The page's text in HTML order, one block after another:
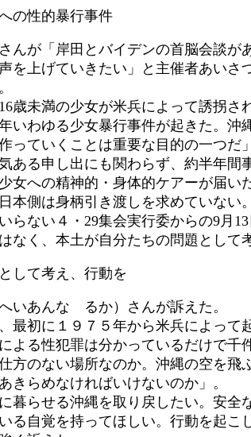
の性的暴行事件
んが「岸田とバイデンの首脳会談が
を上げていきたい」と主催者あいさ
歳未満の少女が米兵によって誘拐さ
いわゆる少女暴行事件が起きた。沖
っていくことは重要な目的の一つだ」
ある申し出にも関わらず、約半年間
女への精神的・身体的ケアーが届い
本側は身柄引き渡しを求めていない
らない４・29集会実行委からの9月
なく、本土が自分たちの問題として
して考え、行動を
いあんな るか）さんが訴えた。
最初に１９７５年から米兵によって
よる性犯罪は分かっているだけで千
方のない場所なのか。沖縄の空を飛
きらめなければいけないのか」。
暮らせる沖縄を取り戻したい。安全
る自覚を持ってほしい。行動を起こ